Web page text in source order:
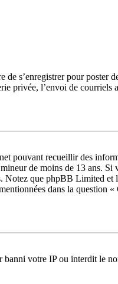
s’enregistrer pour poster
privée, l’envoi de courriels
pouvant recueillir des
de moins de 13 ans. Si
que phpBB Limited
dans la question
votre IP ou interdit le